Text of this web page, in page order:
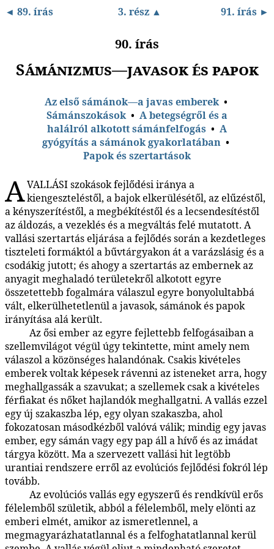
◄ 89. írás 3. rész ▲ 91. írás ►
90. írás
Sámánizmus—javasok és papok
Az első sámánok—a javas emberek•
Sámánszokások• A betegségről és a
halálról alkotott sámánfelfogás • A
gyógyítás a sámánok gyakorlatában •
Papok és szertartások
AVALLÁSI szokások fejlődési iránya a
kiengeszteléstől, a bajok elkerülésétől, az elűzéstől,
a kényszerítéstől, a megbékítéstől és a lecsendesítéstől
az áldozás, a vezeklés és a megváltás felé mutatott. A
vallási szertartás eljárása a fejlődés során a kezdetleges
tiszteleti formáktól a bűvtárgyakon át a varázslásig és a
csodákig jutott; és ahogy a szertartás az embernek az
anyagit meghaladó területekről alkotott egyre
összetettebb fogalmára válaszul egyre bonyolultabbá
vált, elkerülhetetlenül a javasok, sámánok és papok
irányítása alá került.
Az ősi ember az egyre fejlettebb felfogásaiban a
szellemvilágot végül úgy tekintette, mint amely nem
válaszol a közönséges halandónak. Csakis kivételes
emberek voltak képesek rávenni az isteneket arra, hogy
meghallgassák a szavukat; a szellemek csak a kivételes
férfiakat és nőket hajlandók meghallgatni. A vallás ezzel
egy új szakaszba lép, egy olyan szakaszba, ahol
fokozatosan másodkézből valóvá válik; mindig egy javas
ember, egy sámán vagy egy pap áll a hívő és az imádat
tárgya között. Ma a szervezett vallási hit legtöbb
urantiai rendszere erről az evolúciós fejlődési fokról lép
tovább.
Az evolúciós vallás egy egyszerű és rendkívül erős
félelemből születik, abból a félelemből, mely elönti az
emberi elmét, amikor az ismeretlennel, a
megmagyarázhatatlannal és a felfoghatatlannal kerül